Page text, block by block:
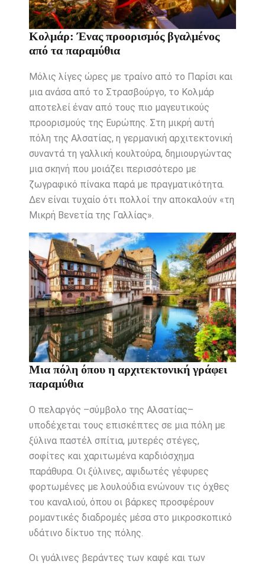
Κολμάρ: Ένας προορισμός βγαλμένος
από τα παραμύθια
Μόλις λίγες ώρες με τραίνο από το Παρίσι και
μια ανάσα από το Στρασβούργο, το Κολμάρ
αποτελεί έναν από τους πιο μαγευτικούς
προορισμούς της Ευρώπης. Στη μικρή αυτή
πόλη της Αλσατίας, η γερμανική αρχιτεκτονική
συναντά τη γαλλική κουλτούρα, δημιουργώντας
μια σκηνή που μοιάζει περισσότερο με
ζωγραφικό πίνακα παρά με πραγματικότητα.
Δεν είναι τυχαίο ότι πολλοί την αποκαλούν «τη
Μικρή Βενετία της Γαλλίας».
Μια πόλη όπου η αρχιτεκτονική γράφει
παραμύθια
Ο πελαργός –σύμβολο της Αλσατίας–
υποδέχεται τους επισκέπτες σε μια πόλη με
ξύλινα παστέλ σπίτια, μυτερές στέγες,
σοφίτες και χαριτωμένα καρδιόσχημα
παράθυρα. Οι ξύλινες, αψιδωτές γέφυρες
φορτωμένες με λουλούδια ενώνουν τις όχθες
του καναλιού, όπου οι βάρκες προσφέρουν
ρομαντικές διαδρομές μέσα στο μικροσκοπικό
υδάτινο δίκτυο της πόλης.
Οι γυάλινες βεράντες των καφέ και των